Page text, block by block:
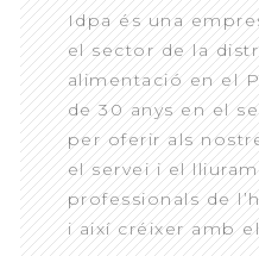
Idpa és una
el sector de la
alimentació en el
de 30 anys en el
per oferir als
el servei i el
professionals de
i així créixer amb